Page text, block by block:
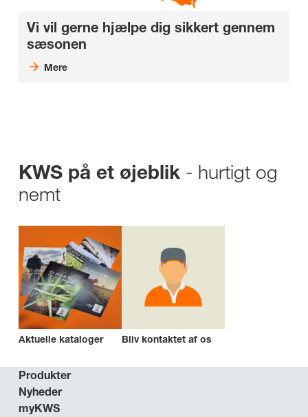
Vi vil gerne hjælpe dig sikkert gennem
sæsonen
Mere
KWS på et øjeblik - hurtigt og
nemt
Aktuelle kataloger Bliv kontaktet af os
Produkter
Nyheder
myKWS